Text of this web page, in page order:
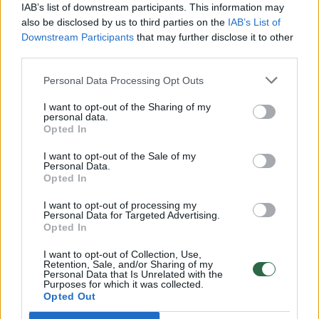
IAB’s list of downstream participants. This information may
also be disclosed by us to third parties on the IAB’s List of
Downstream Participants that may further disclose it to other
Personal Data Processing Opt Outs
I want to opt-out of the Sharing of my
personal data.
Opted In
I want to opt-out of the Sale of my
Personal Data.
Opted In
I want to opt-out of processing my
Personal Data for Targeted Advertising.
Opted In
I want to opt-out of Collection, Use,
Retention, Sale, and/or Sharing of my
Personal Data that Is Unrelated with the
Purposes for which it was collected.
Opted Out
Vaizdai iš tragiškos avarijos Vilniaus r.: dviejų moterų ir
vaiko gyvybių išgelbėti nepavyko
Lietuvos diena
32 laipsnių šilumos
Žinios | Orai
V. Zalužno pasisakymą laiko bandymu įsitvirtinti
Ukrainos politikoje: jis yra neteisus
Laidos | Nauja diena
00:00:57
Sinoptikai atsakė, kokiais orais užbaigsime darbo
savaitę: karščiai atsitrauks
Žinios | Orai